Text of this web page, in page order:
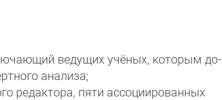
ведущих учёных, которым до­
анализа;
редактора, пяти ассоциированных